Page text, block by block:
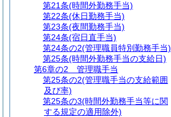
第21条(時間外勤務手当)
第22条(休日勤務手当)
第23条(夜間勤務手当)
第24条(宿日直手当)
第24条の2(管理職員特別勤務手当)
第25条(時間外勤務手当の支給日)
第6章の2
管理職手当
第25条の2(管理職手当の支給範囲
及び率)
第25条の3(時間外勤務手当等に関
する規定の適用除外)